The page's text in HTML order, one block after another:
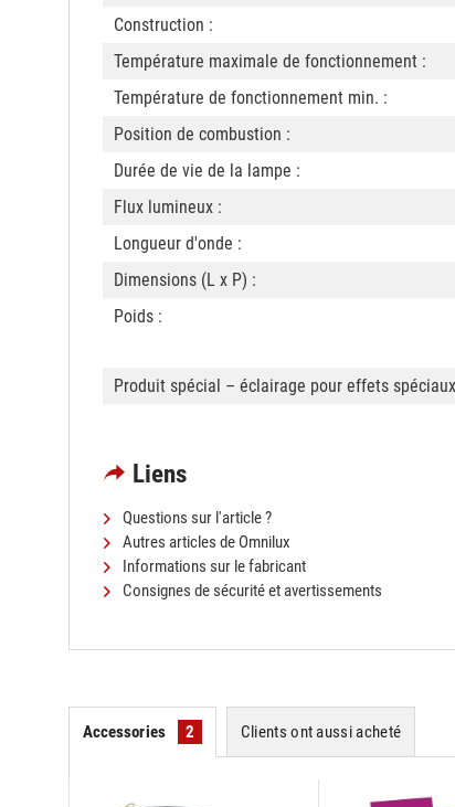
Construction :
Température maximale de fonctionnement :
Température de fonctionnement min. :
Position de combustion :
Durée de vie de la lampe :
Flux lumineux :
Longueur d'onde :
Dimensions (L x P) :
Poids :
Produit spécial – éclairage pour effets
Liens
Questions sur l'article ?
Autres articles de Omnilux
Informations sur le fabricant
Consignes de sécurité et avertissements
Accessories 2 Clients ont aussi acheté